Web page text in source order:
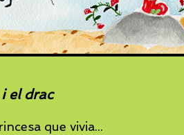
el drac
que vivia...